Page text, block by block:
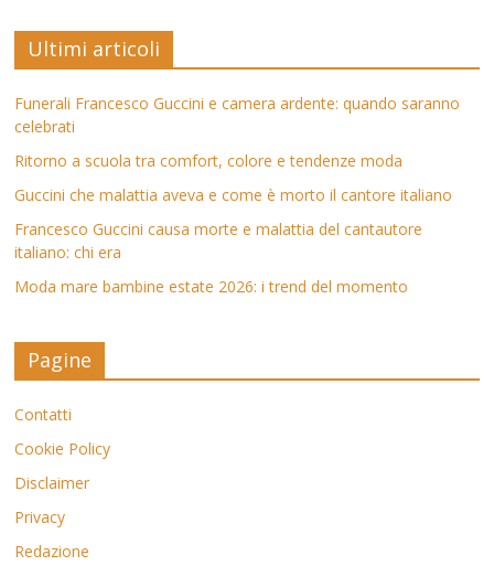
Ultimi articoli
Funerali Francesco Guccini e camera ardente: quando saranno
celebrati
Ritorno a scuola tra comfort, colore e tendenze moda
Guccini che malattia aveva e come è morto il cantore italiano
Francesco Guccini causa morte e malattia del cantautore
italiano: chi era
Moda mare bambine estate 2026: i trend del momento
Pagine
Contatti
Cookie Policy
Disclaimer
Privacy
Redazione